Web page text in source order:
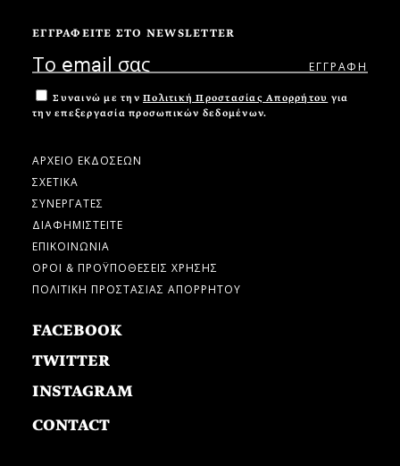
ΕΓΓΡΑΦΕΙΤΕ ΣΤΟ NEWSLETTER
Συναινώ με την Πολιτική Προστασίας Απορρήτου για
την επεξεργασία προσωπικών δεδομένων.
ΑΡΧΕΙΟ ΕΚΔΟΣΕΩΝ
ΣΧΕΤΙΚΑ
ΣΥΝΕΡΓΑΤΕΣ
ΔΙΑΦΗΜΙΣΤΕΙΤΕ
ΕΠΙΚΟΙΝΩΝΙΑ
ΟΡΟΙ & ΠΡΟΫΠΟΘΕΣΕΙΣ ΧΡΗΣΗΣ
ΠΟΛΙΤΙΚΗ ΠΡΟΣΤΑΣΙΑΣ ΑΠΟΡΡΗΤΟΥ
FACEBOOK
TWITTER
INSTAGRAM
CONTACT